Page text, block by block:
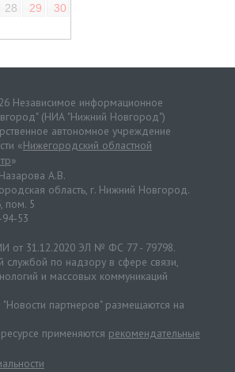
28 29
30
Независимое информационное
(НИА "Нижний Новгород")
автономное учреждение
«Нижегородский областной
»
А.В.
область, г. Нижний Новгород.
пом. 5
53
от 31.12.2020 ЭЛ № ФС 77 - 79798.
по надзору в сфере связи,
и массовых коммуникаций
партнеров" размещаются на
применяются рекомендательные